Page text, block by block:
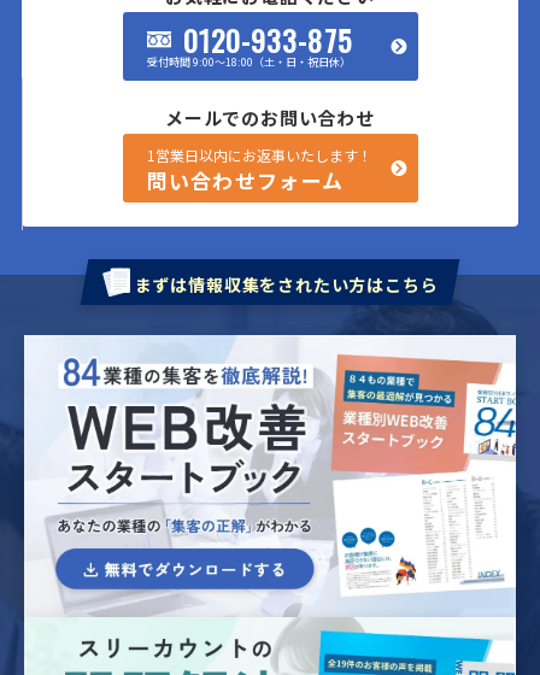
0120-933-875
受付時間 9:00〜18:00（土・日・祝日休）
メールでのお問い合わせ
1営業日以内にお返事いたします！
問い合わせフォーム
まずは情報収集をされたい方はこちら